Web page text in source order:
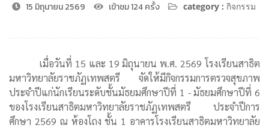
15 มิถุนายน 2569 เข้าชม 124 ครั้ง category : กิจกรรม
เมื่อวันที่ 15 และ 19 มิถุนายน พ.ศ. 2569 โรงเรียนสาธิต
มหาวิทยาลัยราชภัฏเทพสตรี จัดให้มีกิจกรรมการตรวจสุขภาพ
ประจำปีแก่นักเรียนระดับชั้นมัธยมศึกษาปีที่ 1 - มัธยมศึกษาปีที่ 6
ของโรงเรียนสาธิตมหาวิทยาลัยราชภัฏเทพสตรี ประจำปีการ
ศึกษา 2569 ณ ห้องโถง ชั้น 1 อาคารโรงเรียนสาธิตมหาวิทยาลัย